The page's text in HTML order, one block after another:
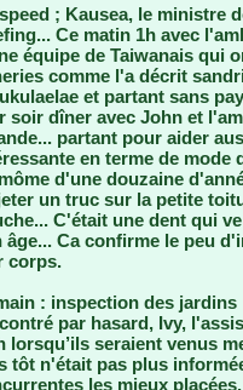
; Kausea, le ministre
Ce matin 1h avec
équipe de Taiwanais qui
comme l'a décrit
et partant sans
soir dîner avec John et
partant pour aider
en terme de mode
d'une douzaine
un truc sur la petite
C'était une dent qui
âge... Ca confirme le peu
corps.
: inspection des
par hasard, Ivy,
lorsqu’ils seraient venus
tôt n'était pas plus
les mieux